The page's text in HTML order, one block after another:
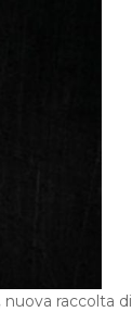
nuova raccolta di